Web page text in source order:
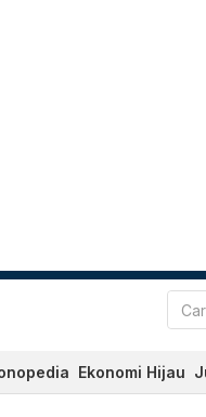
Ekonomi Hijau